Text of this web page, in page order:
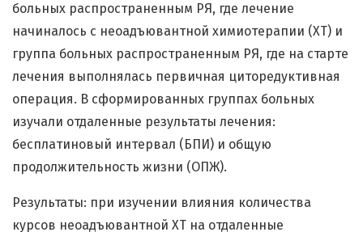
больных распространенным РЯ, где лечение
начиналось с неоадъювантной химиотерапии (ХТ) и
группа больных распространенным РЯ, где на старте
лечения выполнялась первичная циторедуктивная
операция. В сформированных группах больных
изучали отдаленные результаты лечения:
бесплатиновый интервал (БПИ) и общую
продолжительность жизни (ОПЖ).
Результаты: при изучении влияния количества
курсов неоадъювантной ХТ на отдаленные